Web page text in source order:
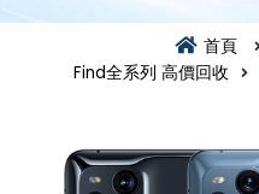
首頁
Find全系列 高價回收